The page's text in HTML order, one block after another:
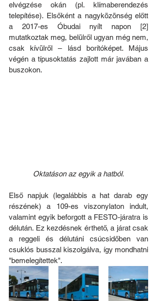
elvégzése okán (pl. klímaberendezés
telepítése). Elsőként a nagyközönség előtt
a 2017-es Óbudai nyílt napon [2]
mutatkoztak meg, belülről ugyan még nem,
csak kívülről – lásd borítóképet. Május
végén a típusoktatás zajlott már javában a
buszokon.
Oktatáson az egyik a hatból.
Első napjuk (legalábbis a hat darab egy
részének) a 109-es viszonylaton indult,
valamint egyik beforgott a FESTO-járatra is
délután. Ez kezdésnek érthető, a járat csak
a reggeli és délutáni csúcsidőben van
csuklós busszal kiszolgálva, így mondhatni
"bemelegítettek".